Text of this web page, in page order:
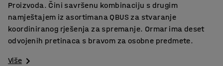
Proizvoda. Čini savršenu kombinaciju s drugim
namještajem iz asortimana QBUS za stvaranje
koordiniranog rješenja za spremanje. Ormar ima deset
odvojenih pretinaca s bravom za osobne predmete.
Više